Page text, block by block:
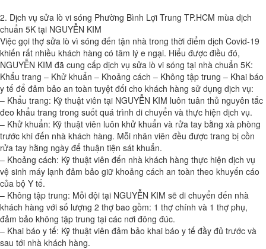
2. Dịch vụ sửa lò vi sóng Phường Bình Lợi Trung TP.HCM mùa dịch
chuẩn 5K tại NGUYỄN KIM
Việc gọi thợ sửa lò vì sóng đến tận nhà trong thời điểm dịch Covid-19
khiến rất nhiều khách hàng có tâm lý e ngại. Hiểu được điều đó,
NGUYỄN KIM đã cung cấp dịch vụ sửa lò vi sóng tại nhà chuẩn 5K:
Khẩu trang – Khử khuẩn – Khoảng cách – Không tập trung – Khai báo
y tế để đảm bảo an toàn tuyệt đối cho khách hàng sử dụng dịch vụ:
– Khẩu trang: Kỹ thuật viên tại NGUYỄN KIM luôn tuân thủ nguyên tắc
đeo khẩu trang trong suốt quá trình di chuyển và thực hiện dịch vụ.
– Khử khuẩn: Kỹ thuật viên luôn khử khuẩn và rửa tay bằng xà phòng
trước khi đến nhà khách hàng. Mỗi nhân viên đều được trang bị cồn
rửa tay hằng ngày để thuận tiện sát khuẩn.
– Khoảng cách: Kỹ thuật viên đến nhà khách hàng thực hiện dịch vụ
vệ sinh máy lạnh đảm bảo giữ khoảng cách an toàn theo khuyến cáo
của bộ Y tế.
– Không tập trung: Mỗi đội tại NGUYỄN KIM sẽ di chuyển đến nhà
khách hàng với số lượng 2 thợ bao gồm: 1 thợ chính và 1 thợ phụ,
đảm bảo không tập trung tại các nơi đông đúc.
– Khai báo y tế: Kỹ thuật viên đảm bảo khai báo y tế đầy đủ trước và
sau tới nhà khách hàng.